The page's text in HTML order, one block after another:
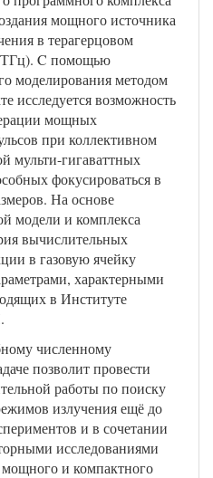
мощного источника
в терагерцовом
ТГц). C помощью
моделирования методом
исследуется возможность
мощных
при коллективном
мульти-гигаваттных
фокусироваться в
На основе
модели и комплекса
вычислительных
в газовую ячейку
характерными
в Институте
численному
позволит провести
работы по поиску
излучения ещё до
и в сочетании
исследованиями
и компактного